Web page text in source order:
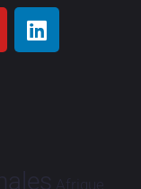
Afrique